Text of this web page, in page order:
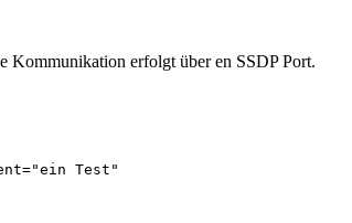
erfolgt über en SSDP Port.
Test"